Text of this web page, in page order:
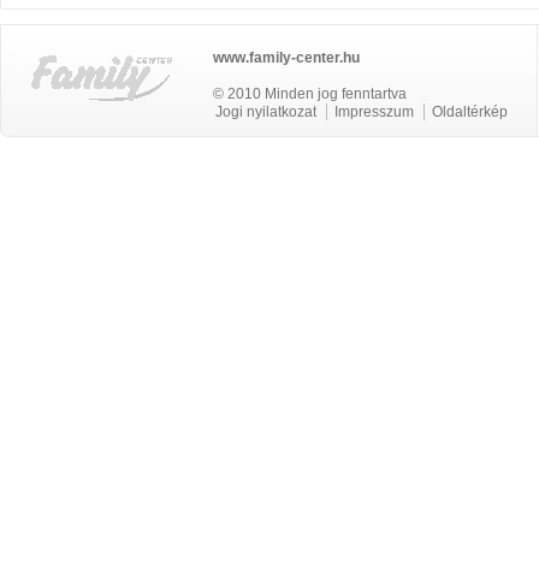
www.family-center.hu
© 2010 Minden jog fenntartva
Jogi nyilatkozat
Impresszum Oldaltérkép